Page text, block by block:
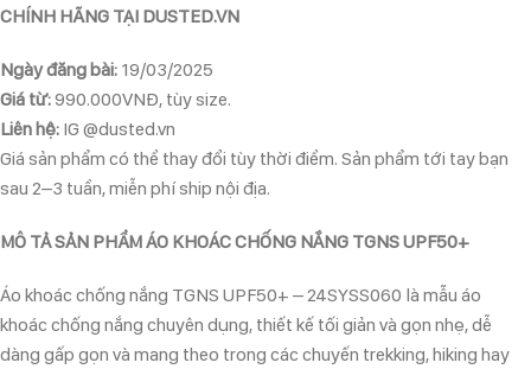
CHÍNH HÃNG TẠI DUSTED.VN
Ngày đăng bài: 19/03/2025
Giá từ:990.000VNĐ, tùy size.
Liên hệ: IG @dusted.vn
Giá sản phẩm có thể thay đổi tùy thời điểm. Sản phẩm tới tay bạn
sau 2–3 tuần, miễn phí ship nội địa.
MÔ TẢ SẢN PHẨM ÁO KHOÁC CHỐNG NẮNG TGNS UPF50+
Áo khoác chống nắng TGNS UPF50+ – 24SYSS060 là mẫu áo
khoác chống nắng chuyên dụng, thiết kế tối giản và gọn nhẹ, dễ
dàng gấp gọn và mang theo trong các chuyến trekking, hiking hay